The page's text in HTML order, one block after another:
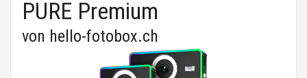
PURE Premium
von hello-fotobox.ch